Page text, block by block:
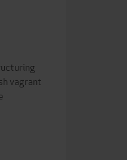
vagrant